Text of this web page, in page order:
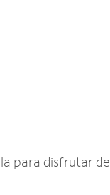
para disfrutar